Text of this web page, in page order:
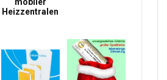
mobiler
Heizzentralen